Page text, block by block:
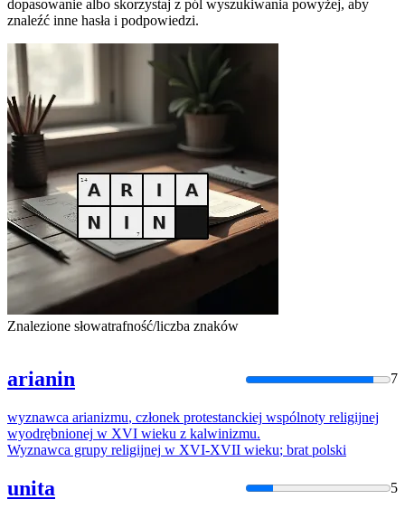
dopasowanie albo skorzystaj z pól wyszukiwania powyżej, aby
znaleźć inne hasła i podpowiedzi.
Znalezione słowatrafność/liczba znaków
arianin 7
wyznawca arianizmu, członek protestanckiej wspólnoty religijnej
wyodrębnionej w XVI wieku z kalwinizmu.
Wyznawca grupy religijnej w XVI-XVII wieku; brat polski
unita 5